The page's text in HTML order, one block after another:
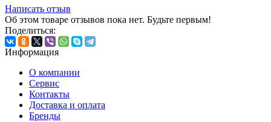
Написать отзыв
Об этом товаре отзывов пока нет. Будьте первым!
Поделиться:
Информация
О компании
Сервис
Контакты
Доставка и оплата
Бренды